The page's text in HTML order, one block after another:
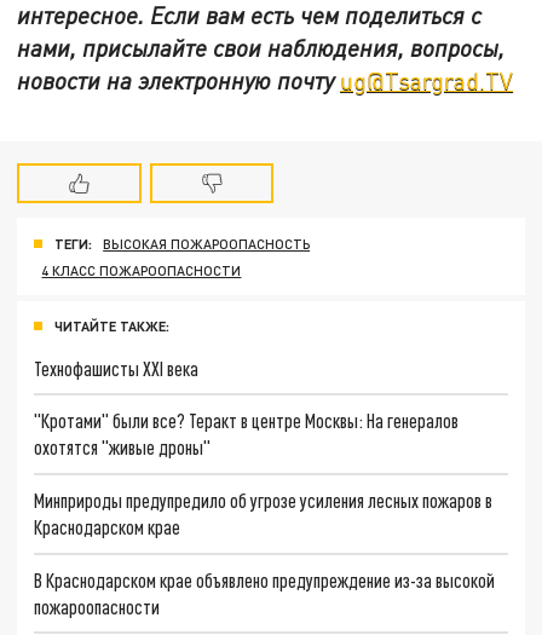
интересное. Если вам есть чем поделиться с
нами, присылайте свои наблюдения, вопросы,
новости на электронную почтуug@Tsargrad.TV
ТЕГИ:
ВЫСОКАЯ ПОЖАРООПАСНОСТЬ
4 КЛАСС ПОЖАРООПАСНОСТИ
ЧИТАЙТЕ ТАКЖЕ:
Технофашисты XXI века
"Кротами" были все? Теракт в центре Москвы: На генералов
охотятся "живые дроны"
Минприроды предупредило об угрозе усиления лесных пожаров в
Краснодарском крае
В Краснодарском крае объявлено предупреждение из-за высокой
пожароопасности